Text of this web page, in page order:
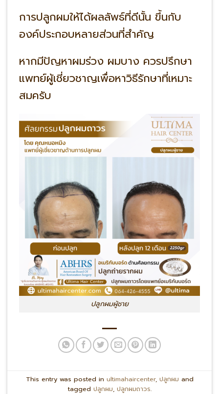
การปลูกผมให้ได้ผลลัพธ์ที่ดีนั้น ขึ้นกับ
องค์ประกอบหลายส่วนที่สำคัญ
หากมีปัญหาผมร่วง ผมบาง ควรปรึกษา
แพทย์ผู้เชี่ยวชาญเพื่อหาวิธีรักษาที่เหมาะ
สมครับ
ปลูกผมผู้ชาย
This entry was posted in ultimahaircenter, ปลูกผม and
tagged ปลูกผม, ปลูกผมถาวร.